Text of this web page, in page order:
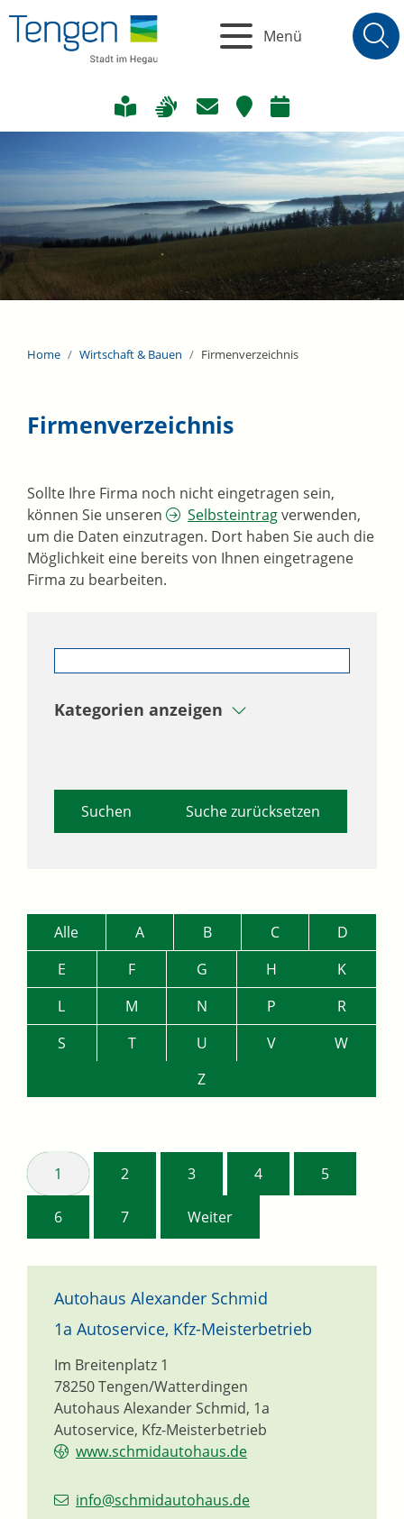
Menü
Home Wirtschaft & Bauen Firmenverzeichnis
Firmenverzeichnis
Sollte Ihre Firma noch nicht eingetragen sein,
können Sie unseren
Selbsteintragverwenden,
um die Daten einzutragen. Dort haben Sie auch die
Möglichkeit eine bereits von Ihnen eingetragene
Firma zu bearbeiten.
Kategorien anzeigen
Suche zurücksetzen
Alle A B C
D
E
F G H
K
L
M N P
R
S
T U V
W
Z
1 2 3 4 5
6 7 Weiter
Autohaus Alexander Schmid
1a Autoservice, Kfz-Meisterbetrieb
Autohaus Alexander Schmid, 1a
Autoservice, Kfz-Meisterbetrieb
Im Breitenplatz 1
78250Tengen/Watterdingen
www.schmidautohaus.de
info@schmidautohaus.de